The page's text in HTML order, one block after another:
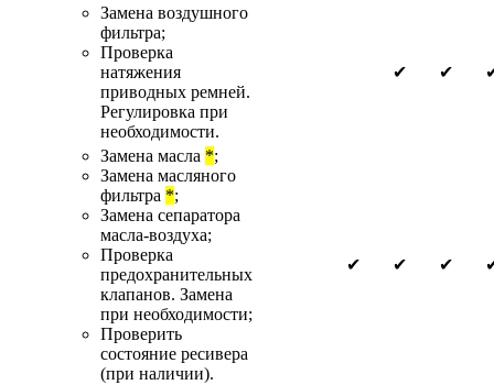
Замена воздушного
фильтра;
Проверка
натяжения
приводных ремней.
Регулировка при
необходимости.
✔ ✔
Замена масла *;
Замена масляного
фильтра *;
Замена сепаратора
масла-воздуха;
Проверка
предохранительных
клапанов. Замена
при необходимости;
Проверить
состояние ресивера
(при наличии).
✔ ✔ ✔